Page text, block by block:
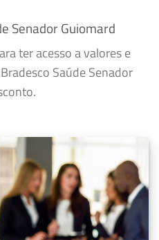
Senador Guiomard
ter acesso a valores e
Saúde Senador